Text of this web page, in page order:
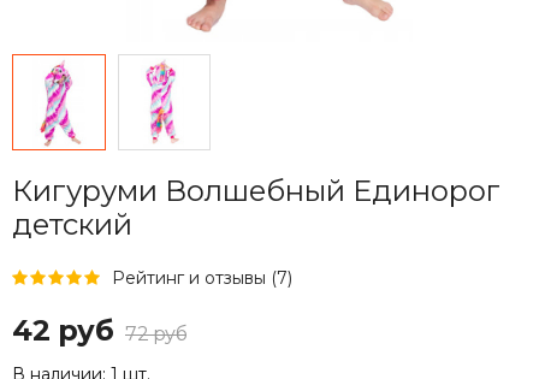
Кигуруми Волшебный Единорог
детский
Рейтинг и отзывы (7)
42 руб 72 руб
В наличии: 1 шт.